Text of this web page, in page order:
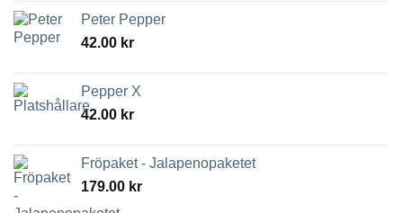
Peter Pepper
42.00 kr
Pepper X
42.00 kr
Fröpaket - Jalapenopaketet
179.00 kr